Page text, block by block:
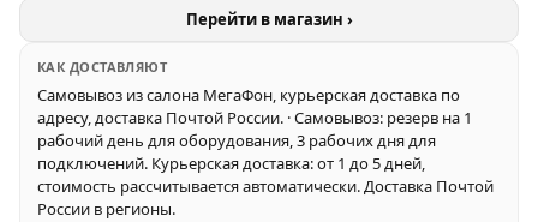
Перейти в магазин ›
КАК ДОСТАВЛЯЮТ
Самовывоз из салона МегаФон, курьерская доставка по
адресу, доставка Почтой России. · Самовывоз: резерв на 1
рабочий день для оборудования, 3 рабочих дня для
подключений. Курьерская доставка: от 1 до 5 дней,
стоимость рассчитывается автоматически. Доставка Почтой
России в регионы.